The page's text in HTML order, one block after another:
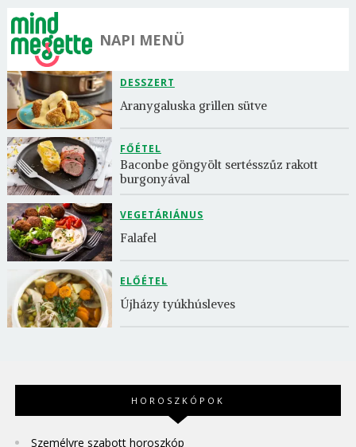
NAPI MENÜ
DESSZERT
Aranygaluska grillen sütve
FŐÉTEL
Baconbe göngyölt sertésszűz rakott
burgonyával
VEGETÁRIÁNUS
Falafel
ELŐÉTEL
Újházy tyúkhúsleves
HOROSZKÓPOK
Személyre szabott horoszkóp